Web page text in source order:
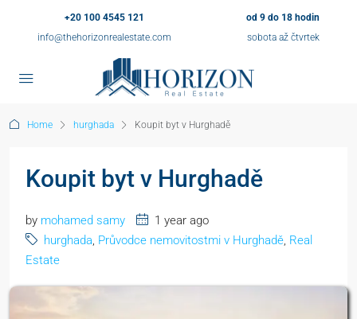
+20 100 4545 121
info@thehorizonrealestate.com
od 9 do 18 hodin
sobota až čtvrtek
Home hurghada Koupit byt v Hurghadě
Koupit byt v Hurghadě
by mohamed samy
1 year ago
hurghada, Průvodce nemovitostmi v Hurghadě, Real
Estate